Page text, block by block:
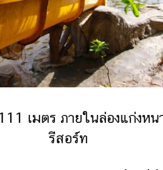
เมตร ภายในล่องแก่งห
รีสอร์ท